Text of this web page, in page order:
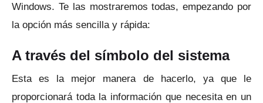
Windows. Te las mostraremos todas, empezando por
la opción más sencilla y rápida:
A través del símbolo del sistema
Esta es la mejor manera de hacerlo, ya que le
proporcionará toda la información que necesita en un